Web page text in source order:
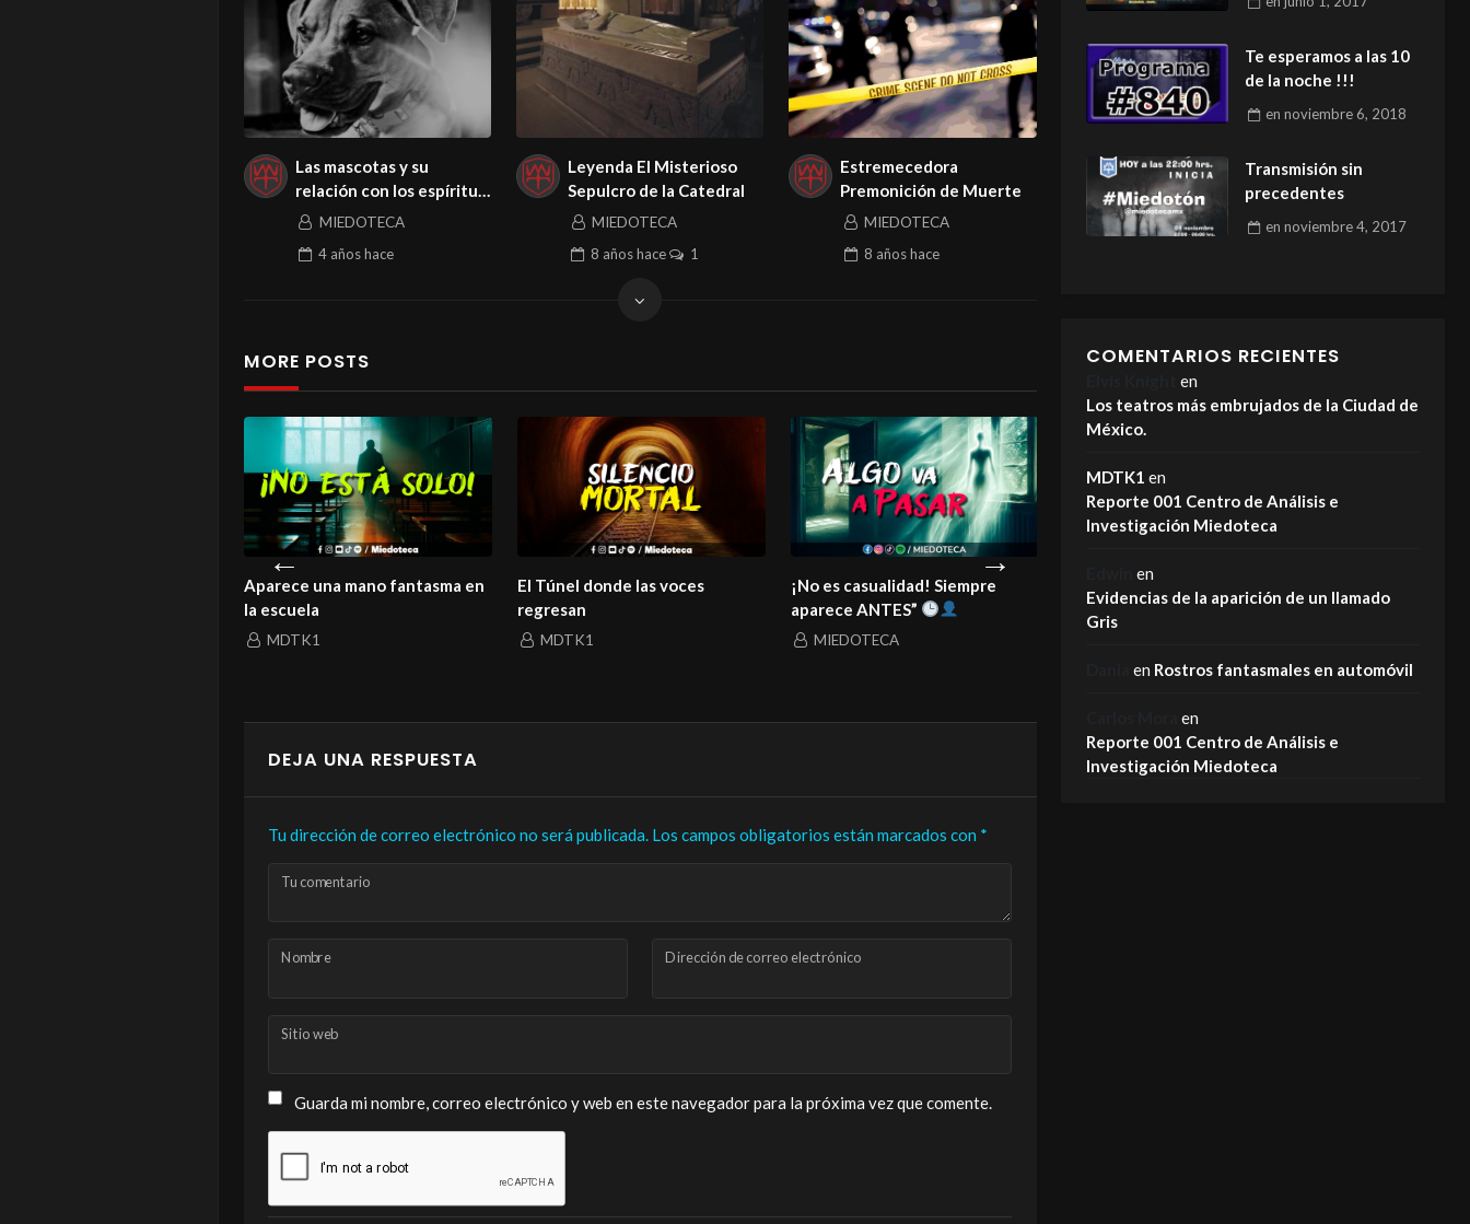
Las mascotas y su
relación con los espíritus
malignos.
MIEDOTECA
4 añoshace
Leyenda El Misterioso
Sepulcro de la Catedral
MIEDOTECA
8 añoshace 1
Estremecedora
Premonición de Muerte
MIEDOTECA
8 añoshace
MORE POSTS
Aparece una mano fantasma en
la escuela
MDTK1
El Túnel donde las voces
regresan
MDTK1
¡No es casualidad! Siempre
aparece ANTES”
MIEDOTECA
¡Este es el motivo por el que los
fantasmas NO se van!
DEJA UNA RESPUESTA
Tu dirección de correo electrónico no será publicada. Los campos obligatorios están marcados con *
Tu comentario
Nombre Dirección de correo electrónico
Sitio web
Guarda mi nombre, correo electrónico y web en este navegador para la próxima vez que comente.
Te esperamos a las 10
de la noche !!!
ennoviembre 6, 2018
Transmisión sin
precedentes
ennoviembre 4, 2017
COMENTARIOS RECIENTES
en
Los teatros más embrujados de la Ciudad de
México.
MDTK1 en
Reporte 001 Centro de Análisis e
Investigación Miedoteca
en
Evidencias de la aparición de un llamado
Gris
en Rostros fantasmales en automóvil
en
Reporte 001 Centro de Análisis e
Investigación Miedoteca